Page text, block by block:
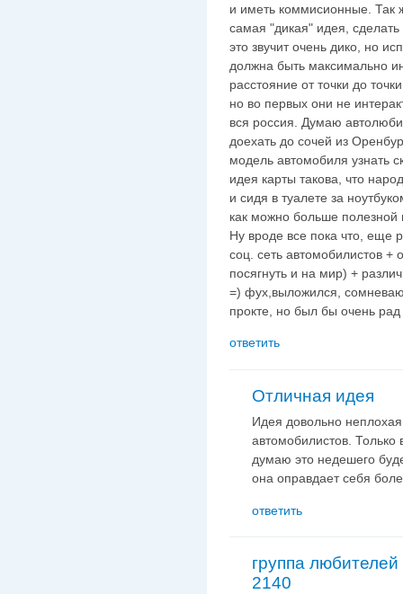
и иметь коммисионные. Так
самая "дикая" идея,
это звучит очень дико, но
должна быть максимально
расстояние от точки до
но во первых они не
вся россия. Думаю
доехать до сочей из
модель автомобиля узнать
идея карты такова, что
и сидя в туалете за
как можно больше
Ну вроде все пока что, еще
соц. сеть автомобилистов +
посягнуть и на мир) +
=) фух,выложился,
прокте, но был бы очень
ответить
Отличная идея
Идея довольно
автомобилистов. Только
думаю это недешего
она оправдает себя
ответить
группа
2140